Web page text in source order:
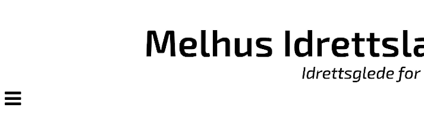
Veksle
navigasjon